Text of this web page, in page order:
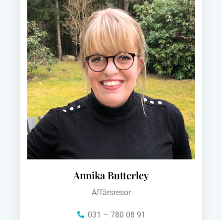
Annika Butterley
Affärsresor
031 – 780 08 91